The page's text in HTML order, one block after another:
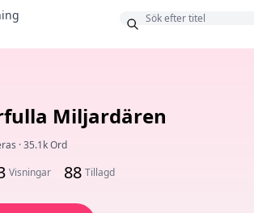
Miljardären
·35.1k Ord
Visningar 88 Tillagd